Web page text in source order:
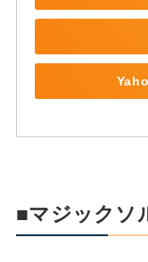
■マジックソ